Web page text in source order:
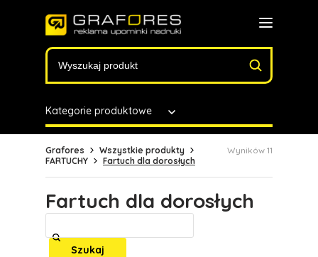
Kategorie produktowe
Grafores
Wszystkie produkty
FARTUCHY
Fartuch dla dorosłych
Wyników 11
Fartuch dla dorosłych
Szukaj